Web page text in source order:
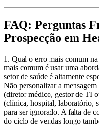
FAQ: Perguntas
Prospecção em
1. Qual o erro mais comum
mais comum é usar uma
setor de saúde é altamente
Não personalizar a
(diretor médico, gestor de TI
(clínica, hospital, laboratório,
para ser ignorado. A falta de
do ciclo de vendas longo